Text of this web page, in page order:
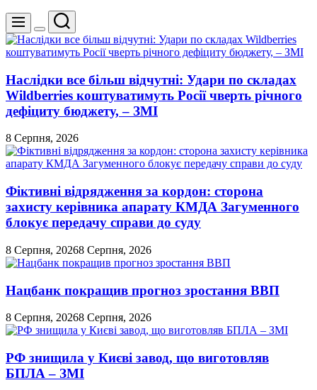
Меню
Перемикач
кольорового
режиму
Пошук
Наслідки все більш відчутні: Удари по складах
Wildberries коштуватимуть Росії чверть річного
дефіциту бюджету, – ЗМІ
8 Серпня, 2026
Фіктивні відрядження за кордон: сторона
захисту керівника апарату КМДА Загуменного
блокує передачу справи до суду
8 Серпня, 20268 Серпня, 2026
Нацбанк покращив прогноз зростання ВВП
8 Серпня, 20268 Серпня, 2026
РФ знищила у Києві завод, що виготовляв
БПЛА – ЗМІ